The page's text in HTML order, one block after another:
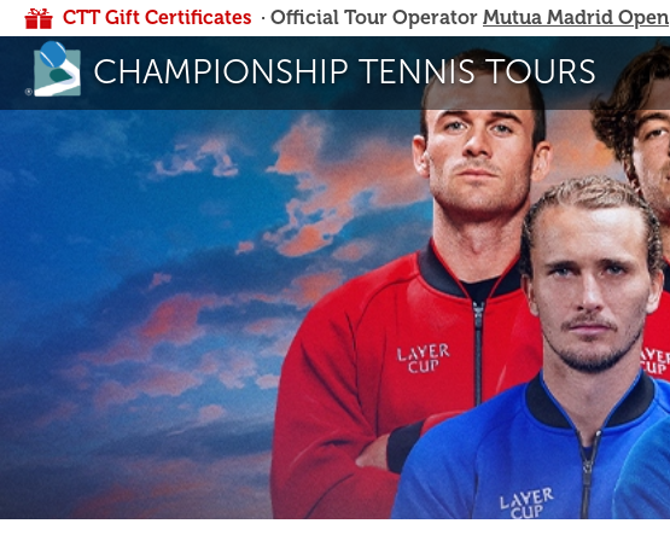
CTT Gift Certificates · Official Tour Operator Mutua Madrid Open
CHAMPIONSHIP TENNIS TOURS